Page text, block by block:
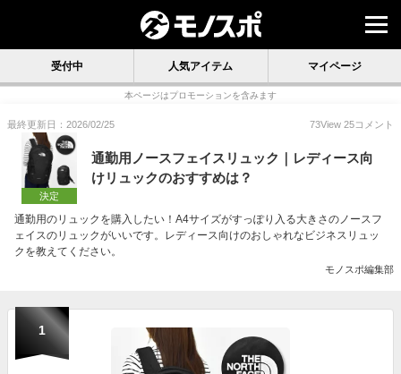
受付中 人気アイテム マイページ
本ページはプロモーションを含みます
最終更新日：2026/02/25 73View 25コメント
決定
通勤用ノースフェイスリュック｜レディース向
けリュックのおすすめは？
通勤用のリュックを購入したい！A4サイズがすっぽり入る大きさのノースフ
ェイスのリュックがいいです。レディース向けのおしゃれなビジネスリュッ
クを教えてください。
モノスポ編集部
1